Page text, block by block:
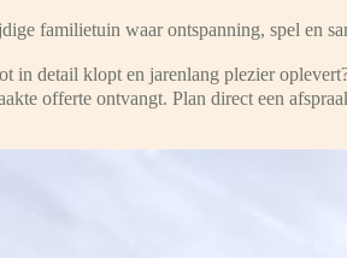
familietuin waar ontspanning, spel en
in detail klopt en jarenlang plezier
offerte ontvangt. Plan direct een